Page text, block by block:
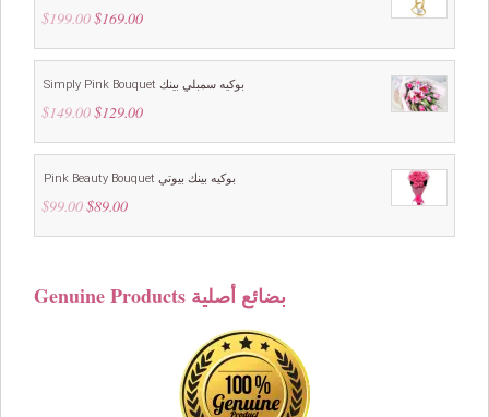
$199.00 Original
was:
$169.00Current
is:
Simply Pink Bouquet بوكيه سمبلي بينك
$149.00 Original
was:
$129.00Current
is:
Pink Beauty Bouquet بوكيه بينك بيوتي
$99.00 Original
was:
$89.00Current
is:
Genuine Products بضائع أصلية